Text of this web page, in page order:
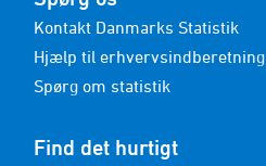
Kontakt Danmarks Statistik
Hjælp til erhvervsindberetning
Spørg om statistik
Find det hurtigt